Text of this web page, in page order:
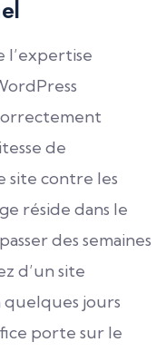
l’expertise
de
site contre les
réside dans le
des semaines
d’un site
jours
porte sur le